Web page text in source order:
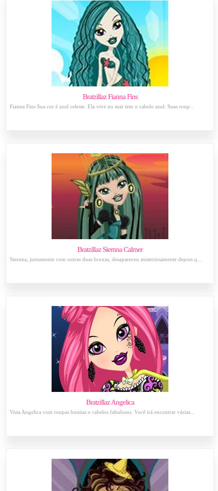
Bratzillaz Fianna Fins
Fianna Fins Sua cor é azul celeste. Ela vive no mar tem o cabelo azul. Suas roup...
Bratzillaz Siernna Calmer
Siernna, juntamente com outras duas bruxas, desapareceu misteriosamente depois q...
Bratzillaz Angelica
Vista Angelica com roupas bonitas e cabelos fabulosos. Você irá encontrar várias...